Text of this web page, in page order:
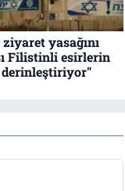
yasağını
Filistinli esirlerin